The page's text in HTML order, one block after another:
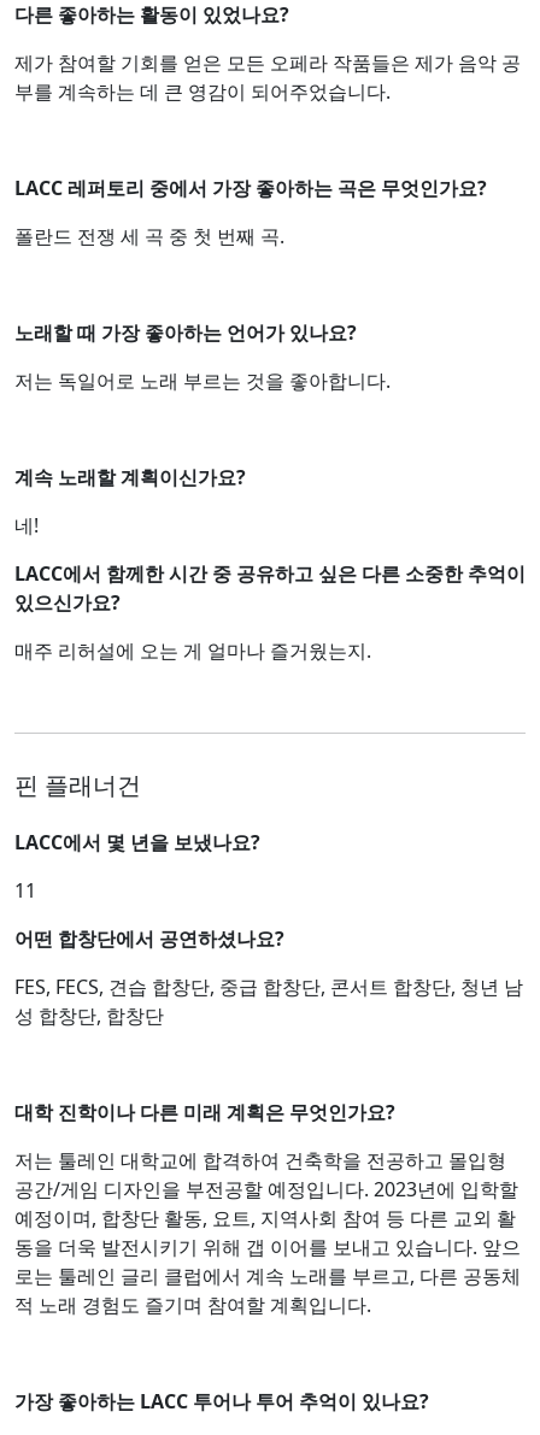
다른 좋아하는 활동이 있었나요?
제가 참여할 기회를 얻은 모든 오페라 작품들은 제가 음악 공
부를 계속하는 데 큰 영감이 되어주었습니다.
LACC 레퍼토리 중에서 가장 좋아하는 곡은 무엇인가요?
폴란드 전쟁 세 곡 중 첫 번째 곡.
노래할 때 가장 좋아하는 언어가 있나요?
저는 독일어로 노래 부르는 것을 좋아합니다.
계속 노래할 계획이신가요?
네!
LACC에서 함께한 시간 중 공유하고 싶은 다른 소중한 추억이
있으신가요?
매주 리허설에 오는 게 얼마나 즐거웠는지.
핀 플래너건
LACC에서 몇 년을 보냈나요?
11
어떤 합창단에서 공연하셨나요?
FES, FECS, 견습 합창단, 중급 합창단, 콘서트 합창단, 청년 남
성 합창단, 합창단
대학 진학이나 다른 미래 계획은 무엇인가요?
저는 툴레인 대학교에 합격하여 건축학을 전공하고 몰입형
공간/게임 디자인을 부전공할 예정입니다. 2023년에 입학할
예정이며, 합창단 활동, 요트, 지역사회 참여 등 다른 교외 활
동을 더욱 발전시키기 위해 갭 이어를 보내고 있습니다. 앞으
로는 툴레인 글리 클럽에서 계속 노래를 부르고, 다른 공동체
적 노래 경험도 즐기며 참여할 계획입니다.
가장 좋아하는 LACC 투어나 투어 추억이 있나요?